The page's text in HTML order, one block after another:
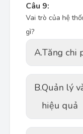
Câu 9:
Vai trò của hệ
gì?
A.Tăng chi
B.Quản lý
hiệu quả